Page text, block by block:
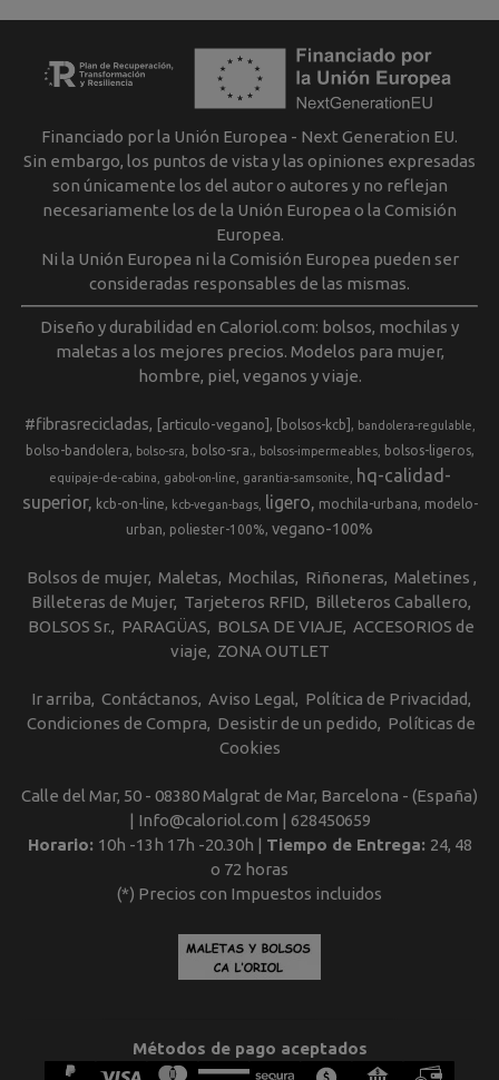
Financiado por la Unión Europea - Next Generation EU.
Sin embargo, los puntos de vista y las opiniones expresadas
son únicamente los del autor o autores y no reflejan
necesariamente los de la Unión Europea o la Comisión
Europea.
Ni la Unión Europea ni la Comisión Europea pueden ser
consideradas responsables de las mismas.
Diseño y durabilidad en Caloriol.com: bolsos, mochilas y
maletas a los mejores precios. Modelos para mujer,
hombre, piel, veganos y viaje.
#fibrasrecicladas [articulo-vegano] [bolsos-kcb] bandolera-regulable
bolso-bandolera bolso-sra bolso-sra. bolsos-impermeables bolsos-ligeros
equipaje-de-cabina gabol-on-line garantia-samsonite
hq-calidad-
superior
kcb-on-line kcb-vegan-bags ligero mochila-urbana
modelo-
urban
poliester-100% vegano-100%
Bolsos de mujer Maletas Mochilas Riñoneras Maletines
Billeteras de Mujer Tarjeteros RFID
Billeteros Caballero
BOLSOS Sr.
PARAGÜAS BOLSA DE VIAJE ACCESORIOS de
viaje
ZONA OUTLET
Ir arriba Contáctanos Aviso Legal
Política de Privacidad
Condiciones de Compra
Desistir de un pedido
Políticas de
Cookies
Calle del Mar, 50 - 08380 Malgrat de Mar, Barcelona - (España)
| Info@caloriol.com | 628450659
Horario: 10h -13h 17h -20.30h | Tiempo de Entrega: 24, 48
o 72 horas
(*) Precios con Impuestos incluidos
Métodos de pago aceptados